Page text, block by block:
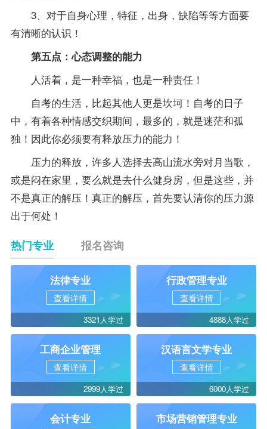
3、对于自身心理，特征，出身，缺陷等等方面要
有清晰的认识！
第五点：心态调整的能力
人活着，是一种幸福，也是一种责任！
自考的生活，比起其他人更是坎坷！自考的日子
中，有着各种情感交织期间，最多的，就是迷茫和孤
独！因此你必须要有释放压力的能力！
压力的释放，许多人选择去高山流水旁对月当歌，
或是闷在家里，要么就是去什么健身房，但是这些，并
不是真正的解压！真正的解压，首先要认清你的压力源
出于何处！
热门专业 报名咨询
法律专业
查看详情
3321人学过
行政管理专业
查看详情
4888人学过
工商企业管理
查看详情
2999人学过
汉语言文学专业
查看详情
6000人学过
会计专业 市场营销管理专业